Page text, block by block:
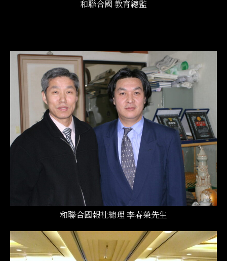
和聯合國 教育總監
和聯合國報社總理 李春榮先生